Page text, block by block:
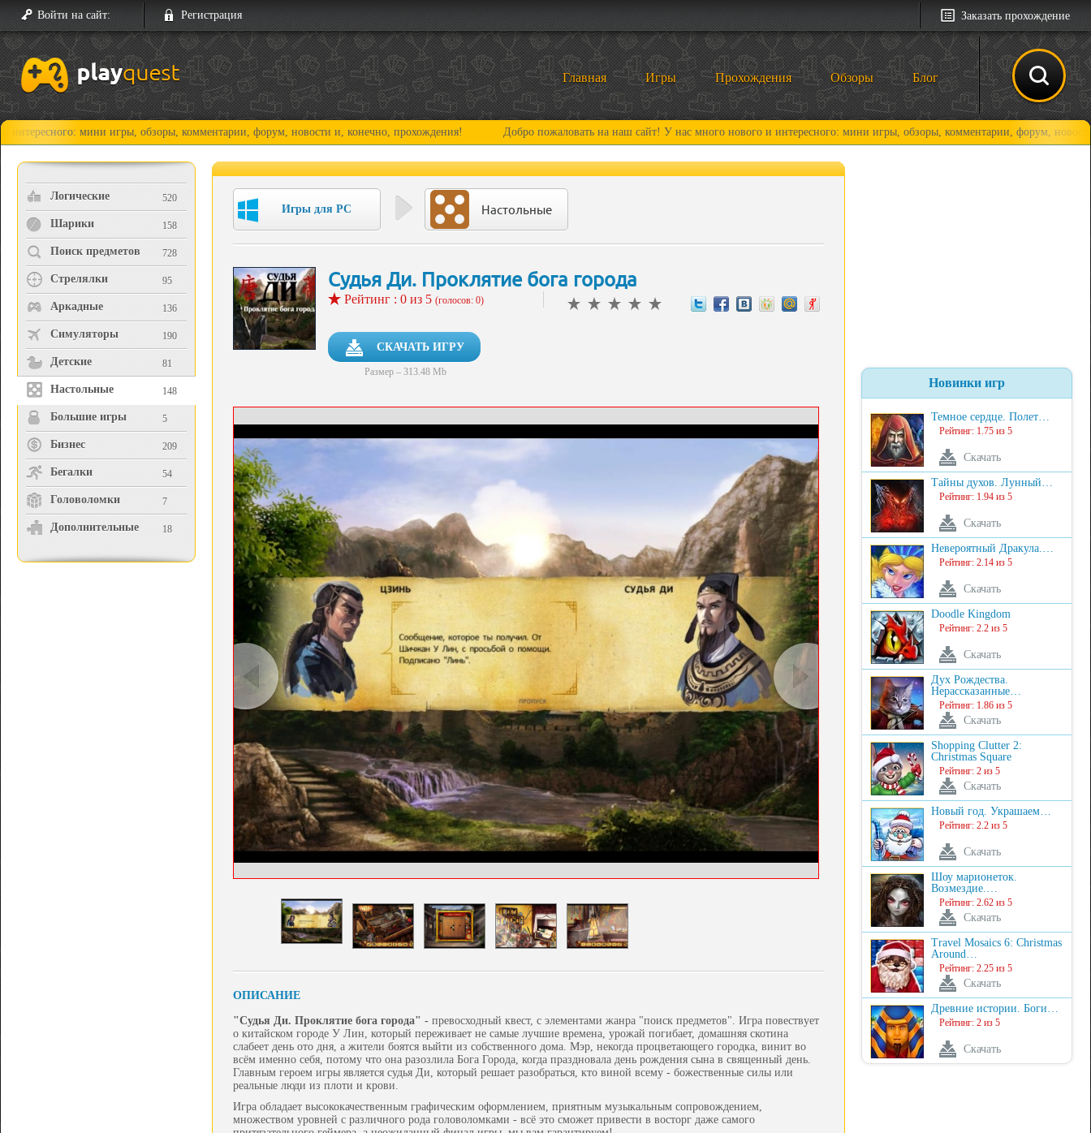
Войти на сайт: Регистрация Заказать прохождение
Главная Игры Прохождения Обзоры Блог
мини игры, обзоры, комментарии, форум, новости и, конечно, прохождения! Добро пожаловать на наш сайт! У нас много нового и интересного: мини игры, обзоры, комментарии, форум, новости и,
Логические 520
Шарики 158
Поиск предметов 728
Стрелялки 95
Аркадные 136
Симуляторы 190
Детские 81
Настольные 148
Большие игры 5
Бизнес 209
Бегалки 54
Головоломки 7
Дополнительные 18
Игры для PC Настольные
Судья Ди. Проклятие бога города
Рейтинг : 0 из 5 (голосов: 0)
СКАЧАТЬ ИГРУ
Размер – 313.48 Mb
ОПИСАНИЕ
"Судья Ди. Проклятие бога города" - превосходный квест, с элементами жанра "поиск предметов". Игра повествует
о китайском городе У Лин, который переживает не самые лучшие времена, урожай погибает, домашняя скотина
слабеет день ото дня, а жители боятся выйти из собственного дома. Мэр, некогда процветающего городка, винит во
всём именно себя, потому что она разозлила Бога Города, когда праздновала день рождения сына в священный день.
Главным героем игры является судья Ди, который решает разобраться, кто виной всему - божественные силы или
реальные люди из плоти и крови.
Игра обладает высококачественным графическим оформлением, приятным музыкальным сопровождением,
множеством уровней с различного рода головоломками - всё это сможет привести в восторг даже самого
Новинки игр
Темное сердце. Полет…
Рейтинг: 1.75 из 5
Скачать
Тайны духов. Лунный…
Рейтинг: 1.94 из 5
Скачать
Невероятный Дракула.…
Рейтинг: 2.14 из 5
Скачать
Doodle Kingdom
Рейтинг: 2.2 из 5
Скачать
Дух Рождества.
Нерассказанные…
Рейтинг: 1.86 из 5
Скачать
Shopping Clutter 2:
Christmas Square
Рейтинг: 2 из 5
Скачать
Новый год. Украшаем…
Рейтинг: 2.2 из 5
Скачать
Шоу марионеток.
Возмездие.…
Рейтинг: 2.62 из 5
Скачать
Travel Mosaics 6: Christmas
Around…
Рейтинг: 2.25 из 5
Скачать
Древние истории. Боги…
Рейтинг: 2 из 5
Скачать